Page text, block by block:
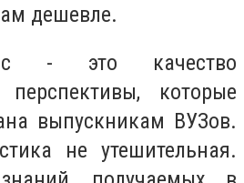
дешевле.
- это качество
которые
выпускникам ВУЗов.
не утешительная.